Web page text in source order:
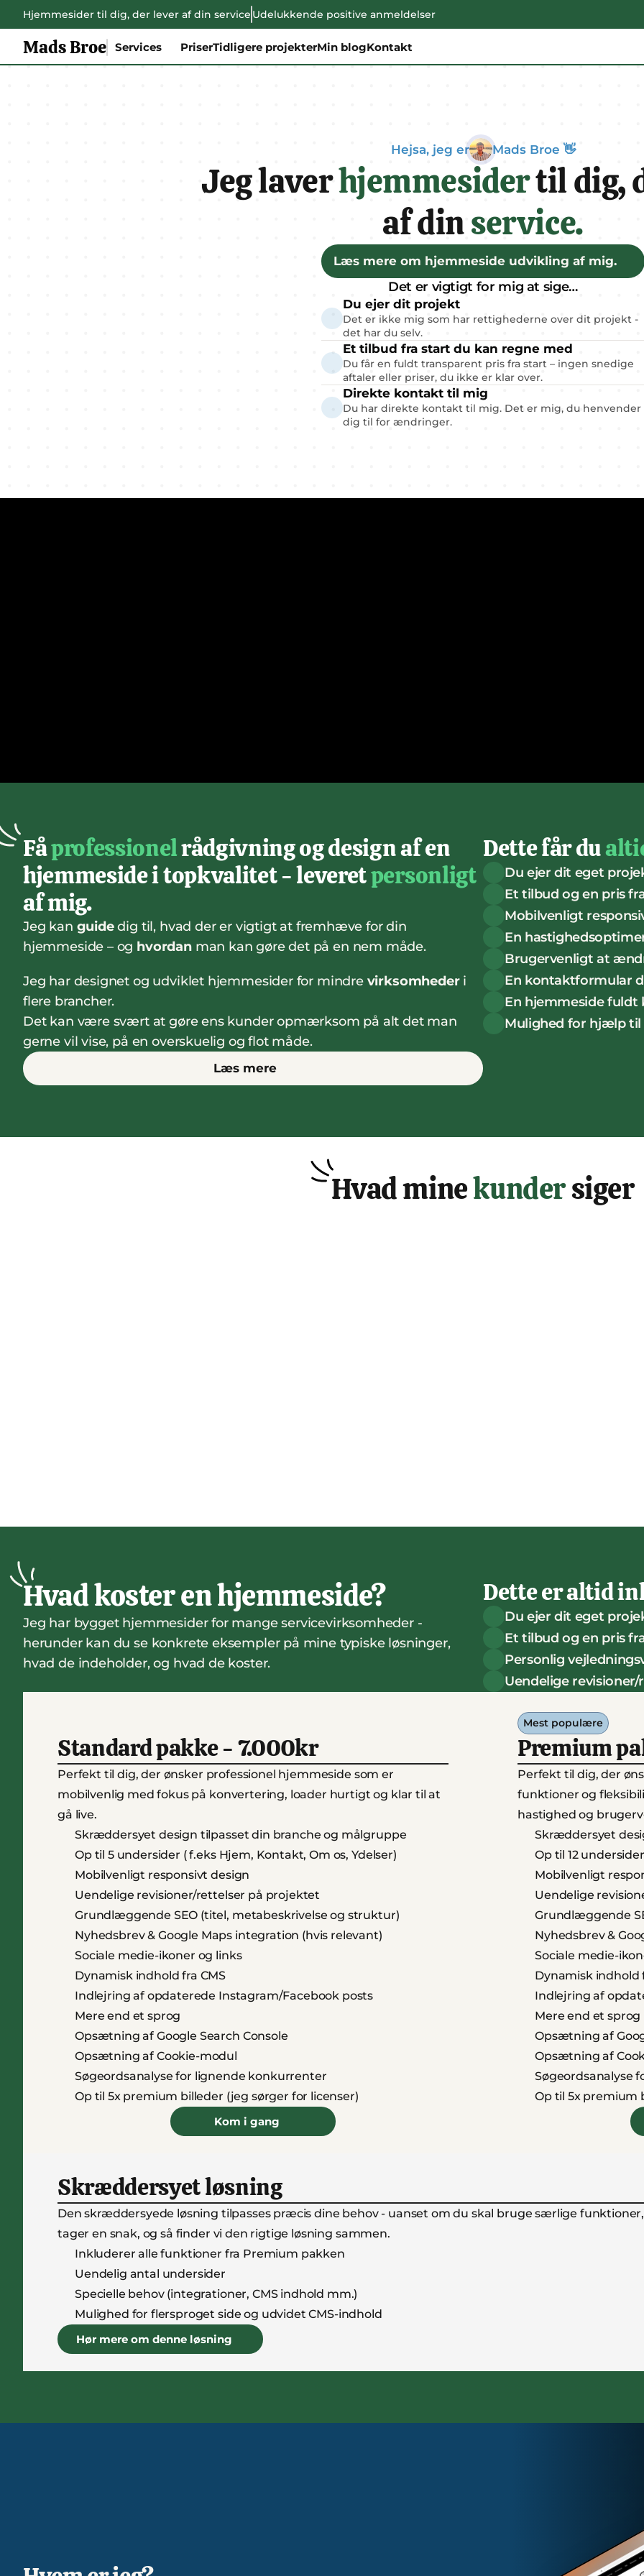
Hjemmesider til dig, der lever af din service Udelukkende positive anmeldelser
Mads Broe Services PriserTidligere projekterMin blogKontakt
Hejsa, jeg er Mads Broe 👋
Jeg laver hjemmesider til dig,
af din service.
Læs mere om hjemmeside udvikling af mig.
Det er vigtigt for mig at sige…
Du ejer dit projekt
Det er ikke mig som har rettighederne over dit projekt -
det har du selv.
Et tilbud fra start du kan regne med
Du får en fuldt transparent pris fra start – ingen snedige
aftaler eller priser, du ikke er klar over.
Direkte kontakt til mig
Du har direkte kontakt til mig. Det er mig, du henvender
dig til for ændringer.
Få professionel rådgivning og design af en
hjemmeside i topkvalitet - leveret personligt
af mig.
Jeg kan guide dig til, hvad der er vigtigt at fremhæve for din
hjemmeside – og hvordan man kan gøre det på en nem måde.
Jeg har designet og udviklet hjemmesider for mindre virksomheder i
flere brancher.
Det kan være svært at gøre ens kunder opmærksom på alt det man
gerne vil vise, på en overskuelig og flot måde.
Læs mere
Dette får du
Du ejer dit eget
Et tilbud og en pris
Mobilvenligt
En
Brugervenligt at
En kontaktformular
En hjemmeside fuldt
Mulighed for hjælp til
Hvad mine kunder siger
Hvad koster en hjemmeside?
Jeg har bygget hjemmesider for mange servicevirksomheder -
herunder kan du se konkrete eksempler på mine typiske løsninger,
hvad de indeholder, og hvad de koster.
Dette er altid
Du ejer dit eget
Et tilbud og en pris
Personlig
Uendelige
Standard pakke - 7.000kr
Perfekt til dig, der ønsker professionel hjemmeside som er
mobilvenlig med fokus på konvertering, loader hurtigt og klar til at
gå live.
Skræddersyet design tilpasset din branche og målgruppe
Op til 5 undersider ( f.eks Hjem, Kontakt, Om os, Ydelser)
Mobilvenligt responsivt design
Uendelige revisioner/rettelser på projektet
Grundlæggende SEO (titel, metabeskrivelse og struktur)
Nyhedsbrev & Google Maps integration (hvis relevant)
Sociale medie-ikoner og links
Dynamisk indhold fra CMS
Indlejring af opdaterede Instagram/Facebook posts
Mere end et sprog
Opsætning af Google Search Console
Opsætning af Cookie-modul
Søgeordsanalyse for lignende konkurrenter
Op til 5x premium billeder (jeg sørger for licenser)
Kom i gang
Mest populære
Premium
Perfekt til dig, der
funktioner og
hastighed og
Skræddersyet
Op til 12
Mobilvenligt
Uendelige
Grundlæggende
Nyhedsbrev &
Sociale medie-
Dynamisk indhold
Indlejring af
Mere end et sprog
Opsætning af
Opsætning af
Søgeordsanalyse
Op til 5x premium
Skræddersyet løsning
Den skræddersyede løsning tilpasses præcis dine behov - uanset om du skal bruge særlige
tager en snak, og så finder vi den rigtige løsning sammen.
Inkluderer alle funktioner fra Premium pakken
Uendelig antal undersider
Specielle behov (integrationer, CMS indhold mm.)
Mulighed for flersproget side og udvidet CMS-indhold
Hør mere om denne løsning